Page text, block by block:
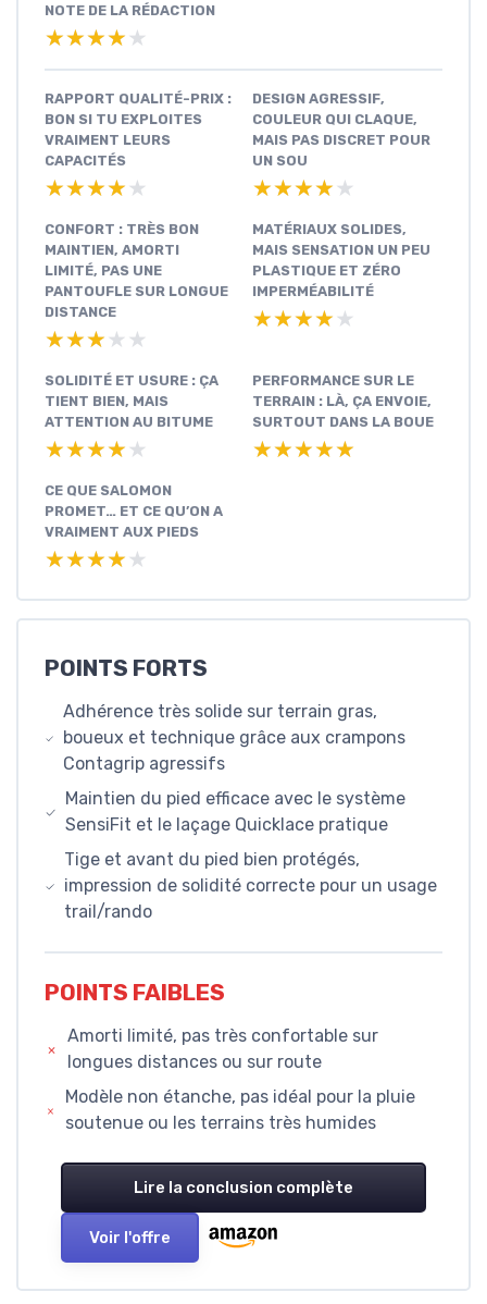
NOTE DE LA RÉDACTION
★★★★★
★★★★★
RAPPORT QUALITÉ-PRIX :
BON SI TU EXPLOITES
VRAIMENT LEURS
CAPACITÉS
★★★★★
★★★★★
DESIGN AGRESSIF,
COULEUR QUI CLAQUE,
MAIS PAS DISCRET POUR
UN SOU
★★★★★
★★★★★
CONFORT : TRÈS BON
MAINTIEN, AMORTI
LIMITÉ, PAS UNE
PANTOUFLE SUR LONGUE
DISTANCE
★★★★★
★★★★★
MATÉRIAUX SOLIDES,
MAIS SENSATION UN PEU
PLASTIQUE ET ZÉRO
IMPERMÉABILITÉ
★★★★★
★★★★★
SOLIDITÉ ET USURE : ÇA
TIENT BIEN, MAIS
ATTENTION AU BITUME
★★★★★
★★★★★
PERFORMANCE SUR LE
TERRAIN : LÀ, ÇA ENVOIE,
SURTOUT DANS LA BOUE
★★★★★
★★★★★
CE QUE SALOMON
PROMET… ET CE QU’ON A
VRAIMENT AUX PIEDS
★★★★★
★★★★★
POINTS FORTS
Adhérence très solide sur terrain gras,
boueux et technique grâce aux crampons
Contagrip agressifs
Maintien du pied efficace avec le système
SensiFit et le laçage Quicklace pratique
Tige et avant du pied bien protégés,
impression de solidité correcte pour un usage
trail/rando
POINTS FAIBLES
Amorti limité, pas très confortable sur
longues distances ou sur route
Modèle non étanche, pas idéal pour la pluie
soutenue ou les terrains très humides
Lire la conclusion complète
Voir l'offre